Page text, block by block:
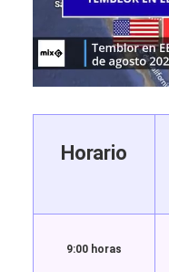
Horario
9:00 horas